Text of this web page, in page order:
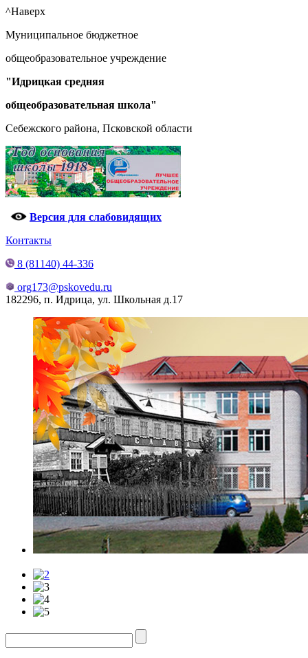
^Наверх
Муниципальное бюджетное
общеобразовательное учреждение
"Идрицкая средняя
общеобразовательная школа"
Себежского района, Псковской области
Версия для слабовидящих
Контакты
8 (81140) 44-336
org173@pskovedu.ru
182296, п. Идрица, ул. Школьная д.17